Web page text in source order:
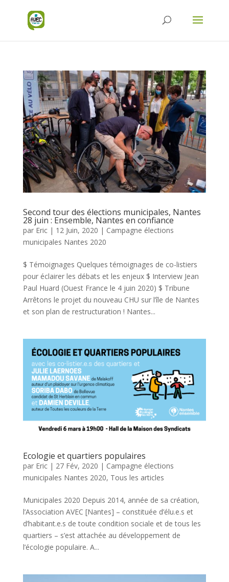
Second tour des élections municipales, Nantes
28 juin : Ensemble, Nantes en confiance
par Eric| 12 Juin, 2020 | Campagne élections
municipales Nantes 2020
$ Témoignages Quelques témoignages de co-listiers
pour éclairer les débats et les enjeux $ Interview Jean
Paul Huard (Ouest France le 4 juin 2020) $ Tribune
Arrêtons le projet du nouveau CHU sur l’île de Nantes
et son plan de restructuration ! Nantes...
Ecologie et quartiers populaires
par Eric| 27 Fév, 2020 | Campagne élections
municipales Nantes 2020, Tous les articles
Municipales 2020 Depuis 2014, année de sa création,
l’Association AVEC [Nantes] – constituée d’élu.e.s et
d’habitant.e.s de toute condition sociale et de tous les
quartiers – s’est attachée au développement de
l’écologie populaire. A...